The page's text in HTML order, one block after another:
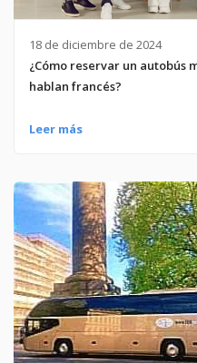
18 de diciembre de 2024
¿Cómo reservar un autobús
hablan francés?
Leer más